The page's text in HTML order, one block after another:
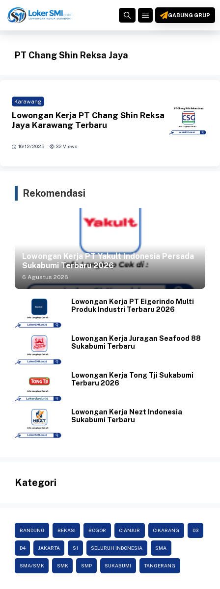
ke
MENUGABUNG GRUP
PT Chang Shin Reksa Jaya
Karawang
Lowongan Kerja PT Chang Shin Reksa
Jaya Karawang Terbaru
16/12/2025 · 32 Views
Rekomendasi
Lowongan Kerja PT Yakult Indonesia Persada
Sukabumi Terbaru 2026
6 Agustus 2026
Lowongan Kerja PT Eigerindo Multi
Produk Industri Terbaru 2026
Lowongan Kerja Juragan Seafood 88
Sukabumi Terbaru
Lowongan Kerja Tong Tji Sukabumi
Terbaru 2026
Lowongan Kerja Nezt Indonesia
Sukabumi Terbaru
Kategori
BANDUNG BEKASI BOGOR CIANJUR CIKARANG D3
D4 JAKARTA S1 SELURUH INDONESIA SMA
SMA/SMK SMK SMP SUKABUMI TANGERANG